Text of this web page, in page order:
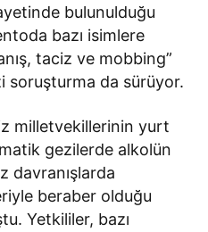
bulunulduğu
bazı isimlere
taciz ve mobbing”
soruşturma da sürüyor.
milletvekillerinin yurt
gezilerde alkolün
davranışlarda
beraber olduğu
Yetkililer, bazı